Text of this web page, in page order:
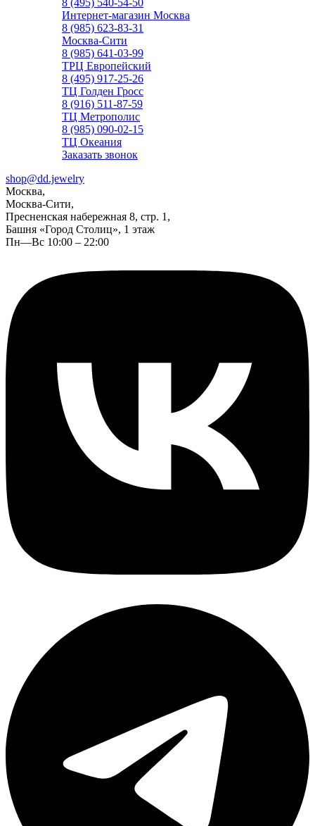
8 (495) 540-54-50
Интернет-магазин Москва
8 (985) 623-83-31
Москва-Сити
8 (985) 641-03-99
ТРЦ Европейский
8 (495) 917-25-26
ТЦ Голден Гросс
8 (916) 511-87-59
ТЦ Метрополис
8 (985) 090-02-15
ТЦ Океания
Заказать звонок
shop@dd.jewelry
Москва,
Москва-Сити,
Пресненская набережная 8, стр. 1,
Башня «Город Столиц», 1 этаж
Пн—Вс 10:00 – 22:00